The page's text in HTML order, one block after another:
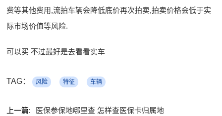
费等其他费用,流拍车辆会降低底价再次拍卖,拍卖价格会低于实
际市场价值等风险.
可以买 不过最好是去看看实车
TAG： 风险 特征 车辆
上一篇:
医保参保地哪里查 怎样查医保卡归属地